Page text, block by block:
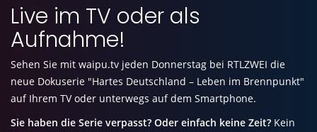
Live im TV oder als
Aufnahme!
Sehen Sie mit waipu.tv jeden Donnerstag bei RTLZWEI die
neue Dokuserie "Hartes Deutschland – Leben im Brennpunkt"
auf Ihrem TV oder unterwegs auf dem Smartphone.
Sie haben die Serie verpasst? Oder einfach keine Zeit? Kein